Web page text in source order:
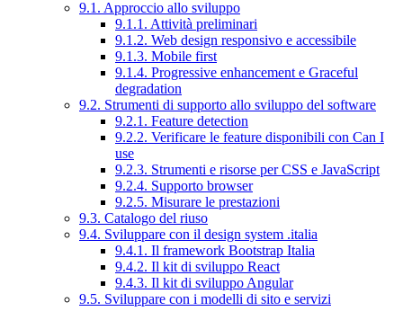
9.1. Approccio allo sviluppo
9.1.1. Attività preliminari
9.1.2. Web design responsivo e accessibile
9.1.3. Mobile first
9.1.4. Progressive enhancement e Graceful
degradation
9.2. Strumenti di supporto allo sviluppo del software
9.2.1. Feature detection
9.2.2. Verificare le feature disponibili con Can I
use
9.2.3. Strumenti e risorse per CSS e JavaScript
9.2.4. Supporto browser
9.2.5. Misurare le prestazioni
9.3. Catalogo del riuso
9.4. Sviluppare con il design system .italia
9.4.1. Il framework Bootstrap Italia
9.4.2. Il kit di sviluppo React
9.4.3. Il kit di sviluppo Angular
9.5. Sviluppare con i modelli di sito e servizi